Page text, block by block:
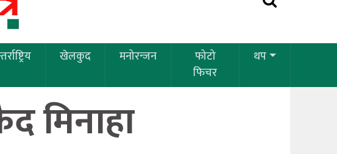
खेलकुद मनोरन्जन
फोटो
फिचर
थप
मिनाहा